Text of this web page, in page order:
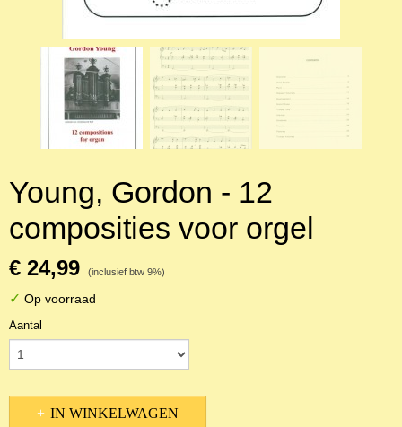
Young, Gordon - 12
composities voor orgel
€ 24,99 (inclusief btw 9%)
✓ Op voorraad
Aantal
IN WINKELWAGEN